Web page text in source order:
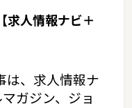
求人情報ナビ＋
は、求人情報ナ
ガジン、ジョ